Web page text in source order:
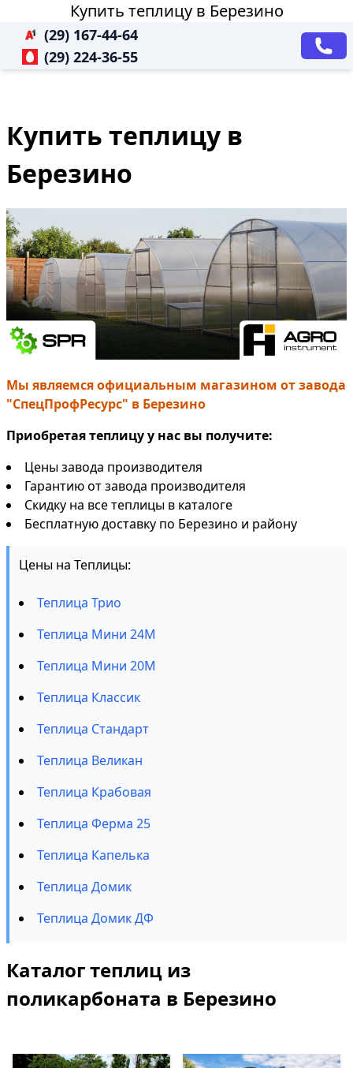
Купить теплицу в Березино
(29) 167-44-64
(29) 224-36-55
Купить теплицу в
Березино
Мы являемся официальным магазином от завода
"СпецПрофРесурс" в Березино
Приобретая теплицу у нас вы получите:
Цены завода производителя
Гарантию от завода производителя
Скидку на все теплицы в каталоге
Бесплатную доставку по Березино и району
Цены на Теплицы:
Теплица Трио
Теплица Мини 24М
Теплица Мини 20М
Теплица Классик
Теплица Стандарт
Теплица Великан
Теплица Крабовая
Теплица Ферма 25
Теплица Капелька
Теплица Домик
Теплица Домик ДФ
Каталог теплиц из
поликарбоната в Березино